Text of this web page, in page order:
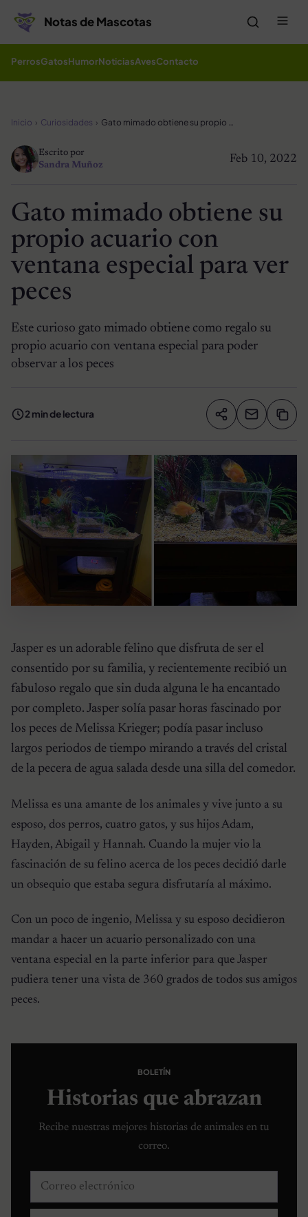
Notas de Mascotas
PerrosGatosHumorNoticiasAvesContacto
Inicio Curiosidades Gato mimado obtiene su propio acuario con ventana especial para ver peces
Feb 10, 2022
Escrito por
Sandra Muñoz
Gato mimado obtiene su
propio acuario con
ventana especial para ver
peces
Este curioso gato mimado obtiene como regalo su
propio acuario con ventana especial para poder
observar a los peces
2 min de lectura Compartir
Jasper es un adorable felino que disfruta de ser el
consentido por su familia, y recientemente recibió un
fabuloso regalo que sin duda alguna le ha encantado
por completo. Jasper solía pasar horas fascinado por
los peces de Melissa Krieger; podía pasar incluso
largos periodos de tiempo mirando a través del cristal
de la pecera de agua salada desde una silla del comedor.
Melissa es una amante de los animales y vive junto a su
esposo, dos perros, cuatro gatos, y sus hijos Adam,
Hayden, Abigail y Hannah. Cuando la mujer vio la
fascinación de su felino acerca de los peces decidió darle
un obsequio que estaba segura disfrutaría al máximo.
Con un poco de ingenio, Melissa y su esposo decidieron
mandar a hacer un acuario personalizado con una
ventana especial en la parte inferior para que Jasper
pudiera tener una vista de 360 ​​grados de todos sus amigos
peces.
BOLETÍN
Historias que abrazan
Recibe nuestras mejores historias de animales en tu
correo.
Correo electrónico